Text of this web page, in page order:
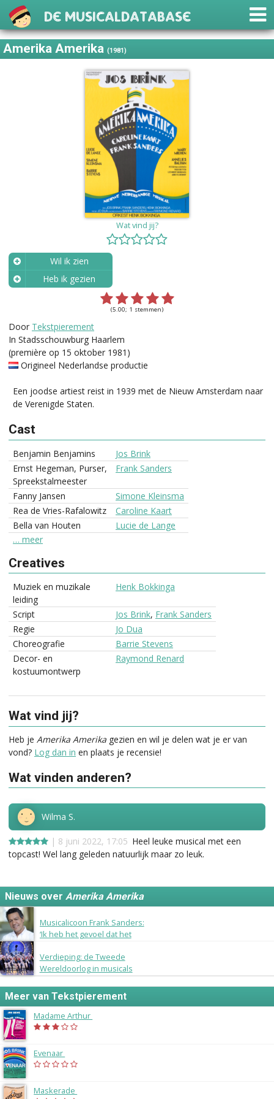
De Musicaldatabase
Amerika Amerika(1981)
Wat vind jij?
Wil ik zien
Heb ik gezien
(5.00; 1 stemmen)
Door Tekstpierement
In Stadsschouwburg Haarlem
(première op 15 oktober 1981)
Origineel Nederlandse productie
Een joodse artiest reist in 1939 met de Nieuw Amsterdam naar
de Verenigde Staten.
Cast
Benjamin Benjamins
Jos Brink
Ernst Hegeman, Purser,
Spreekstalmeester
Frank Sanders
Fanny Jansen
Simone Kleinsma
Rea de Vries-Rafalowitz
Caroline Kaart
Bella van Houten
Lucie de Lange
… meer
Creatives
Muziek en muzikale
leiding
Henk Bokkinga
Script Jos Brink, Frank Sanders
Regie
Jo Dua
Choreografie
Barrie Stevens
Decor- en
kostuumontwerp
Raymond Renard
Wat vind jij?
Heb je Amerika Amerika gezien en wil je delen wat je er van
vond? Log dan in en plaats je recensie!
Wat vinden anderen?
Wilma S.
| 8 juni 2022, 17:05 Heel leuke musical met een
topcast! Wel lang geleden natuurlijk maar zo leuk.
Nieuws over Amerika Amerika
Musicalicoon Frank Sanders:
‘Ik heb het gevoel dat het
heeft’
Verdieping: de Tweede
Wereldoorlog in musicals
Meer van Tekstpierement
Madame Arthur
Evenaar
Maskerade